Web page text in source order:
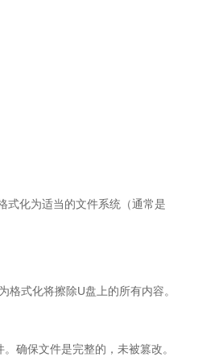
式化为适当的文件系统（通常是
式化将擦除U盘上的所有内容。
确保文件是完整的，未被篡改。